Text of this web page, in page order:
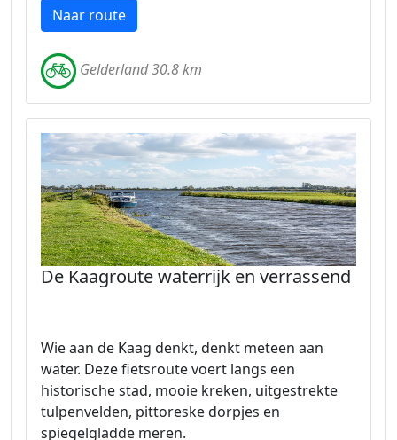
Naar route
Gelderland 30.8 km
De Kaagroute waterrijk en verrassend
Wie aan de Kaag denkt, denkt meteen aan
water. Deze fietsroute voert langs een
historische stad, mooie kreken, uitgestrekte
tulpenvelden, pittoreske dorpjes en
spiegelgladde meren.